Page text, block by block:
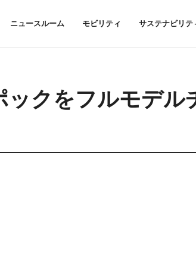
ニュースルーム モビリティ サステナビリテ
ックをフルモデル